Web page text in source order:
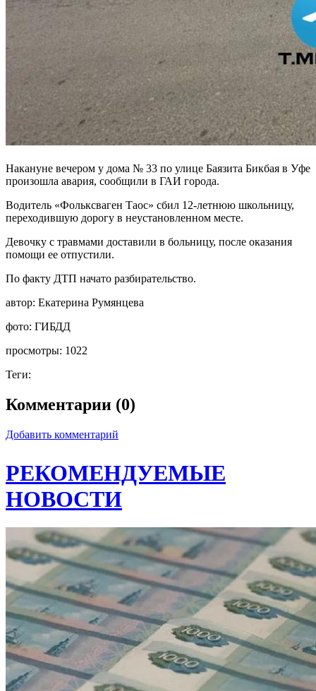
Накануне вечером у дома № 33 по улице Баязита Бикбая в Уфе
произошла авария, сообщили в ГАИ города.
Водитель «Фольксваген Таос» сбил 12-летнюю школьницу,
переходившую дорогу в неустановленном месте.
Девочку с травмами доставили в больницу, после оказания
помощи ее отпустили.
По факту ДТП начато разбирательство.
автор: Екатерина Румянцева
фото: ГИБДД
просмотры: 1022
Теги:
Комментарии (0)
Добавить комментарий
РЕКОМЕНДУЕМЫЕ
НОВОСТИ